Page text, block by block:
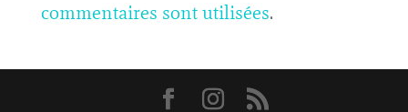
commentaires sont utilisées.